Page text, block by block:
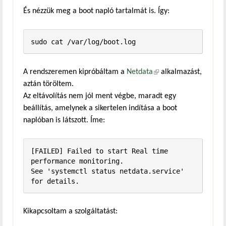
És nézzük meg a boot napló tartalmát is. Így:
sudo cat /var/log/boot.log
A rendszeremen kipróbáltam a Netdata(külső hivatkozás)
alkalmazást,
aztán töröltem.
Az eltávolítás nem jól ment végbe, maradt egy
beállítás, amelynek a sikertelen indítása a boot
naplóban is látszott. Íme:
[FAILED] Failed to start Real time
performance monitoring.
See 'systemctl status netdata.service'
for details.
Kikapcsoltam a szolgáltatást: